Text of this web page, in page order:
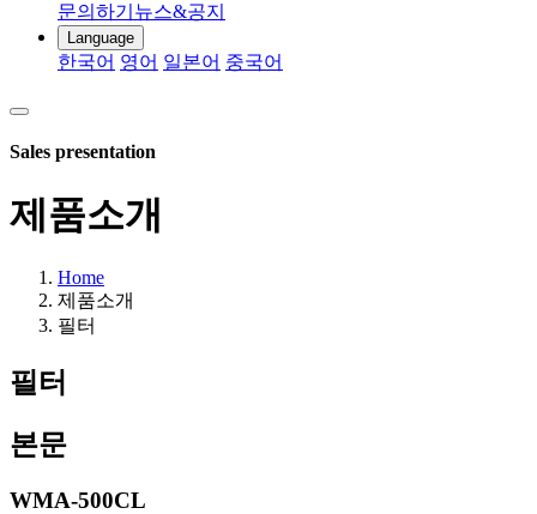
문의하기 뉴스&공지
Language
한국어 영어 일본어 중국어
Sales presentation
제품소개
Home
제품소개
필터
필터
본문
WMA-500CL